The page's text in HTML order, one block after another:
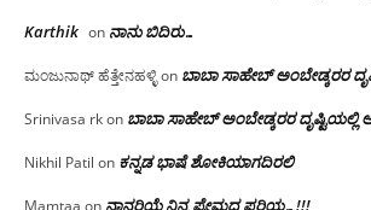
Karthik on ನಾನು ಬಿದಿರು…
ಮಂಜುನಾಥ್ ಹೆತ್ತೇನಹಳ್ಳಿon ಬಾಬಾ ಸಾಹೇಬ್ ಅಂಬೇಡ್ಕರರ
Srinivasa rkon ಬಾಬಾ ಸಾಹೇಬ್ ಅಂಬೇಡ್ಕರರ ದೃಷ್ಟಿಯಲ್ಲಿ
Nikhil Patil on ಕನ್ನಡ ಭಾಷೆ ಶೋಕಿಯಾಗದಿರಲಿ
Mamtaa on ನಾನರಿಯೆ ನಿನ್ನ ಪ್ರೇಮದ ಪರಿಯ…!!!